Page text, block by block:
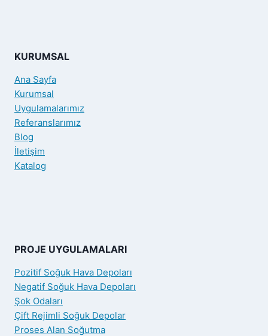
KURUMSAL
Ana Sayfa
Kurumsal
Uygulamalarımız
Referanslarımız
Blog
İletişim
Katalog
PROJE UYGULAMALARI
Pozitif Soğuk Hava Depoları
Negatif Soğuk Hava Depoları
Şok Odaları
Çift Rejimli Soğuk Depolar
Proses Alan Soğutma